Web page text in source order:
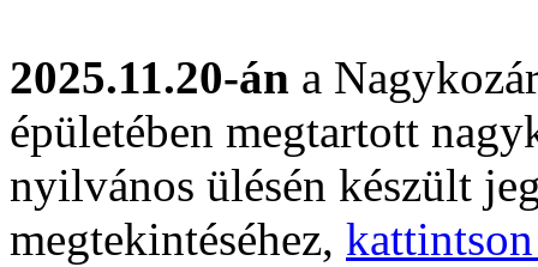
2025.11.20-án a
épületében megtartott
nyilvános ülésén készült
megtekintéséhez,